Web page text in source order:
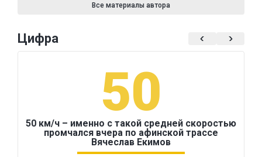
Все материалы автора
Цифра
50
50 км/ч – именно с такой средней скоростью
промчался вчера по афинской трассе
Вячеслав Екимов